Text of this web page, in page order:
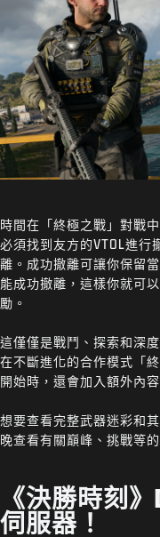
時間在「終極之戰」對戰
必須找到友方的VTOL進行
離。成功撤離可讓你保留
能成功撤離，這樣你就可
勵。
這僅僅是戰鬥、探索和深
在不斷進化的合作模式「
開始時，還會加入額外內容
想要查看完整武器迷彩和
晚查看有關巔峰、挑戰等的
《決勝時刻
伺服器！